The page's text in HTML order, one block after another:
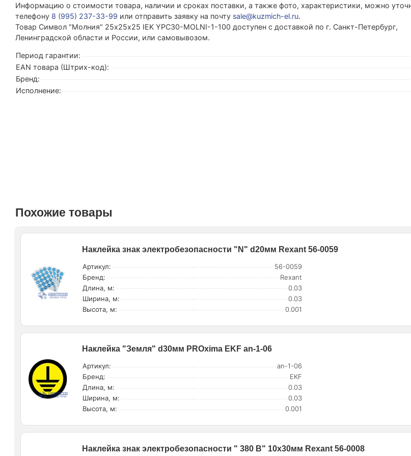
Информацию о стоимости товара, наличии и сроках поставки, а также фото, характеристики, можно
телефону 8 (995) 237-33-99 или отправить заявку на почту sale@kuzmich-el.ru.
Товар Символ "Молния" 25х25х25 IEK YPC30-MOLNI-1-100 доступен с доставкой по г. Санкт-Петербург,
Ленинградской области и России, или самовывозом.
Период гарантии:
EAN товара (Штрих-код):
Бренд:
Исполнение:
Похожие товары
Наклейка знак электробезопасности "N" d20мм Rexant 56-0059
Артикул:
56-0059
Бренд:
Rexant
Длина, м:
0.03
Ширина, м:
0.03
Высота, м:
0.001
Наклейка "Земля" d30мм PROxima EKF an-1-06
Артикул:
an-1-06
Бренд:
EKF
Длина, м:
0.03
Ширина, м:
0.03
Высота, м:
0.001
Наклейка знак электробезопасности " 380 В" 10х30мм Rexant 56-0008